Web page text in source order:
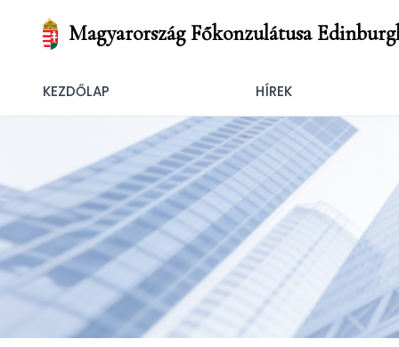
Magyarország Főkonzulátusa
KEZDŐLAP HÍREK